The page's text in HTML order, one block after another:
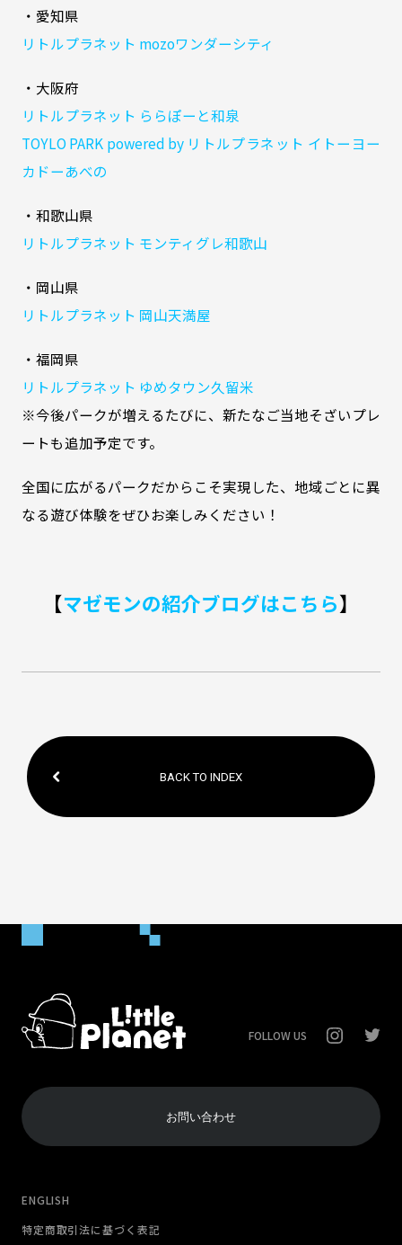
・愛知県
リトルプラネット mozoワンダーシティ
・大阪府
リトルプラネット ららぽーと和泉
TOYLO PARK powered by リトルプラネット イトーヨー
カドーあべの
・和歌山県
リトルプラネット モンティグレ和歌山
・岡山県
リトルプラネット 岡山天満屋
・福岡県
リトルプラネット ゆめタウン久留米
※今後パークが増えるたびに、新たなご当地そざいプレ
ートも追加予定です。
全国に広がるパークだからこそ実現した、地域ごとに異
なる遊び体験をぜひお楽しみください！
【マゼモンの紹介ブログはこちら】
BACK TO INDEX
FOLLOW US
お問い合わせ
ENGLISH
特定商取引法に基づく表記